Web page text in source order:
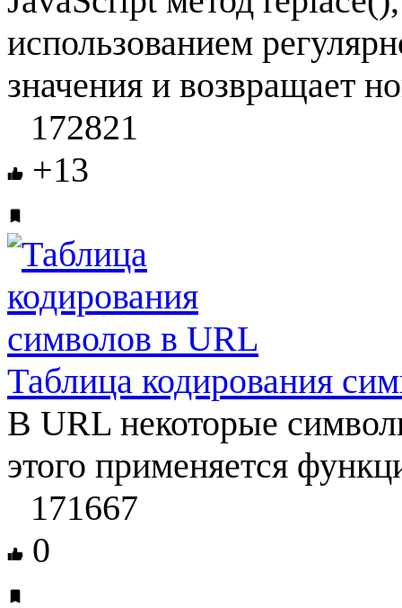
использованием
значения и возвращает
172821
+13
Таблица кодирования
В URL некоторые
этого применяется
171667
0